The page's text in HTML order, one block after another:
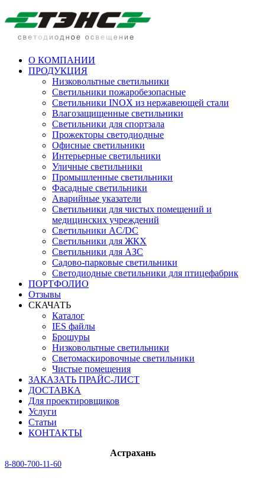
О КОМПАНИИ
ПРОДУКЦИЯ
Низковольтные светильники
Cветильники пожаробезопасные
Светильники INOX из нержавеющей стали
Влагозащищенные светильники
Светильники для спортзала
Прожекторы светодиодные
Офисные светильники
Интерьерные светильники
Уличные светильники
Промышленные светильники
Фасадные светильники
Аварийные указатели
Светильники для чистых помещений и
медицинских учреждений
Светильники AC/DC
Светильники для ЖКХ
Светильники для АЗС
Садово-парковые светильники
Светодиодные светильники для птицефабрик
ПОРТФОЛИО
Отзывы
СКАЧАТЬ
Каталог
IES файлы
Брошуры
Низковольтные светильники
Светомаскировочные светильники
Чистые помещения
ЗАКАЗАТЬ ПРАЙС-ЛИСТ
ДОСТАВКА
Для проектировщиков
Услуги
Статьи
КОНТАКТЫ
Астрахань
8-800-700-11-60